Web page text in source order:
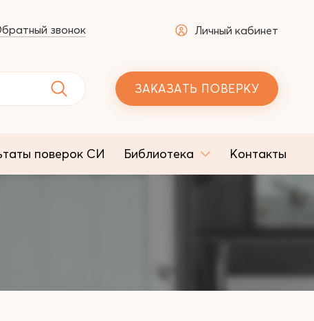
звонок Личный кабинет
ЗАКАЗАТЬ ПОВЕРКУ
поверок СИ Библиотека Контакты